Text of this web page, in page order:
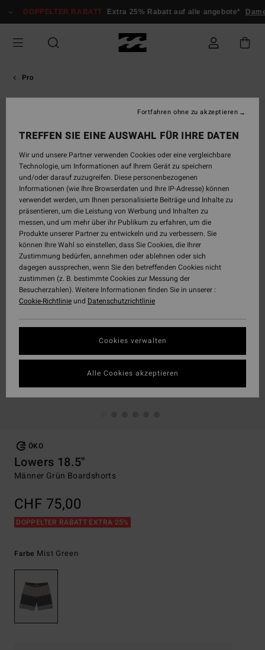
zur
springen
DOPPELTER RABATT Extra 25% Rabatt auf alle angebote*
Pro
ÖKO
Lowers 18.5"
Männer Grün Boardshorts
CHF 75,00
DOPPELTER RABATT EXTRA 25%
Farbe Mist Green
TREFFEN SIE EINE AUSWAHL FÜR IHRE DATEN
Wir und unsere Partner verwenden Cookies oder eine vergleichbare
Technologie, um Informationen auf Ihrem Gerät zu speichern
und/oder darauf zuzugreifen. Diese personenbezogenen
Informationen (wie Ihre Browserdaten und Ihre IP-Adresse) können
verwendet werden, um Ihnen personalisierte Beiträge und Inhalte zu
präsentieren, um die Leistung von Werbung und Inhalten zu
messen, und um mehr über ihr Publikum zu erfahren, um die
Produkte unserer Partner zu entwickeln und zu verbessern. Sie
können Ihre Wahl so einstellen, dass Sie Cookies, die Ihrer
Zustimmung bedürfen, annehmen oder ablehnen oder sich
dagegen aussprechen, wenn Sie den betreffenden Cookies nicht
zustimmen (z. B. bestimmte Cookies zur Messung der
Besucherzahlen). Weitere Informationen finden Sie in unserer :
Cookie-Richtlinieund Datenschutzrichtlinie
Cookies verwalten
Fortfahren ohne zu akzeptieren
Alle Cookies akzeptieren